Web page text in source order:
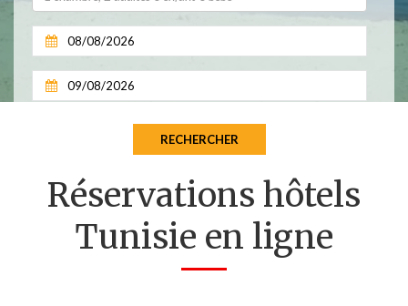
Réservations hôtels
Tunisie en ligne